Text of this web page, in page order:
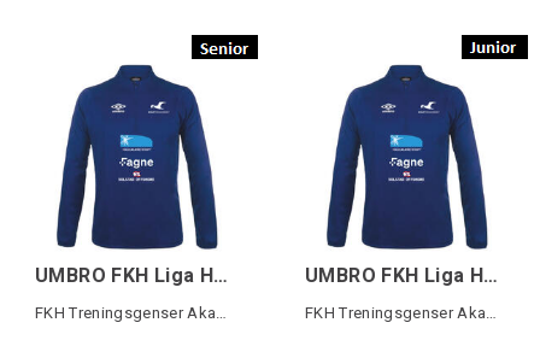
UMBRO FKH Liga Half Zip SR Blå
FKH Treningsgenser Akademiet
UMBRO FKH Liga Half Zip JR Blå
FKH Treningsgenser Akademiet